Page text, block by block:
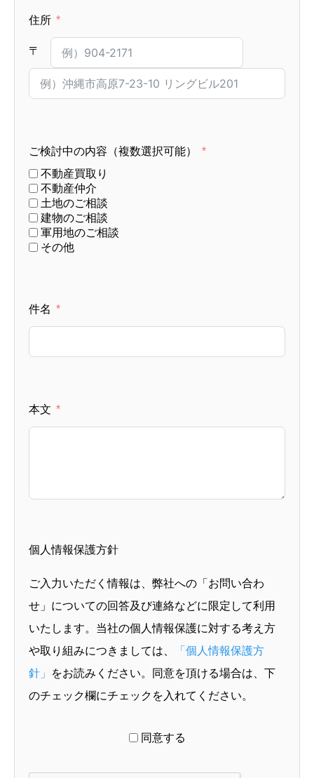
住所
〒
ご検討中の内容（複数選択可能）
不動産買取り
不動産仲介
土地のご相談
建物のご相談
軍用地のご相談
その他
件名
本文
個人情報保護方針
ご入力いただく情報は、弊社への「お問い合わ
せ」についての回答及び連絡などに限定して利用
いたします。当社の個人情報保護に対する考え方
や取り組みにつきましては、
「個人情報保護方
針」
をお読みください。同意を頂ける場合は、下
のチェック欄にチェックを入れてください。
同意する